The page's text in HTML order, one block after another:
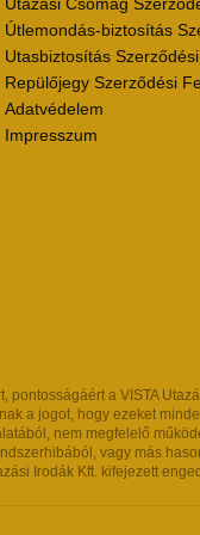
Útlemondás-biztosítás
Utasbiztosítás
Repülőjegy Szerződési
Adatvédelem
Impresszum
a VISTA
a jogot, hogy ezeket
nem megfelelő
vagy más
Irodák Kft. kifejezett